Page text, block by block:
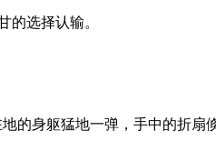
选择认输。
身躯猛地一弹，手中的折扇